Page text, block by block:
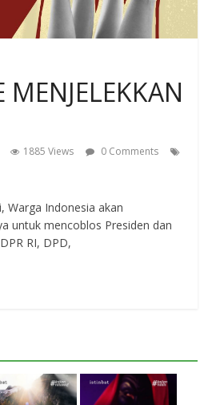
MENJELEKKAN
1885 Views
0 Comments
Warga Indonesia akan
untuk mencoblos Presiden dan
RI, DPD,